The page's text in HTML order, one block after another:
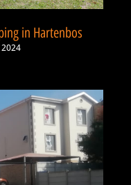
in Hartenbos